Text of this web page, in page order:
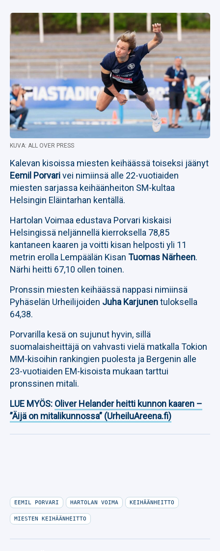
KUVA: ALL OVER PRESS
Kalevan kisoissa miesten keihäässä toiseksi jäänyt
Eemil Porvarivei nimiinsä alle 22-vuotiaiden
miesten sarjassa keihäänheiton SM-kultaa
Helsingin Eläintarhan kentällä.
Hartolan Voimaa edustava Porvari kiskaisi
Helsingissä neljännellä kierroksella 78,85
kantaneen kaaren ja voitti kisan helposti yli 11
metrin erolla Lempäälän Kisan Tuomas Närheen.
Närhi heitti 67,10 ollen toinen.
Pronssin miesten keihäässä nappasi nimiinsä
Pyhäselän Urheilijoiden Juha Karjunentuloksella
64,38.
Porvarilla kesä on sujunut hyvin, sillä
suomalaisheittäjä on vahvasti vielä matkalla Tokion
MM-kisoihin rankingien puolesta ja Bergenin alle
23-vuotiaiden EM-kisoista mukaan tarttui
pronssinen mitali.
LUE MYÖS: Oliver Helander heitti kunnon kaaren –
”Äijä on mitalikunnossa” (UrheiluAreena.fi)
EEMIL PORVARI HARTOLAN VOIMA KEIHÄÄNHEITTO
MIESTEN KEIHÄÄNHEITTO